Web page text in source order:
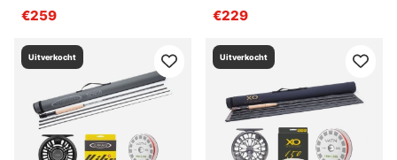
€259
€229
Uitverkocht Uitverkocht